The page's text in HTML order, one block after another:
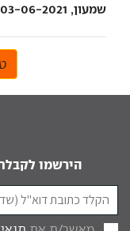
שמעון, 03-06-2021
הירשמו